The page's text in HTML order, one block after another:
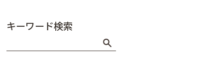
キーワード検索